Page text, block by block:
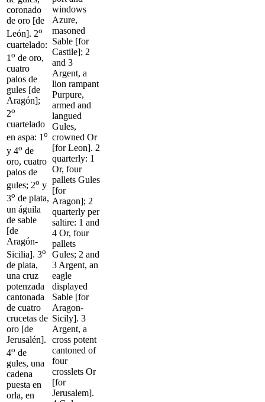
coronado
de oro [de
León]. 2o
cuartelado:
1 o de oro,
cuatro
palos de
gules [de
Aragón];
2o
cuartelado
en aspa: 1o
y 4o de
oro, cuatro
palos de
gules; 2o y
3o de plata,
un águila
de sable
[de
Aragón-
Sicilia]. 3o
de plata,
una cruz
potenzada
cantonada
de cuatro
crucetas de
oro [de
Jerusalén].
4o de
gules, una
cadena
puesta en
orla, en
windows
Azure,
masoned
Sable [for
Castile]; 2
and 3
Argent, a
lion rampant
Purpure,
armed and
langued
Gules,
crowned Or
[for Leon]. 2
quarterly: 1
Or, four
pallets Gules
[for
Aragon]; 2
quarterly per
saltire: 1 and
4 Or, four
pallets
Gules; 2 and
3 Argent, an
eagle
displayed
Sable [for
Aragon-
Sicily]. 3
Argent, a
cross potent
cantoned of
four
crosslets Or
[for
Jerusalem].